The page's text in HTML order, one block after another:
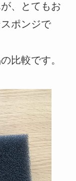
、とてもお
ポンジで
比較です。